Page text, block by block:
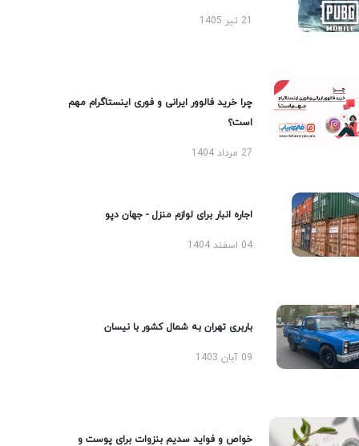
چرا خرید فالوور ایرانی و فوری اینستاگرام مهم
است؟
27 مرداد 1404
اجاره انبار برای لوازم منزل - جهان دپو
04 اسفند 1404
باربری تهران به شمال کشور با نیسان
09 آبان 1403
خواص و فواید سدیم بنزوات برای پوست و